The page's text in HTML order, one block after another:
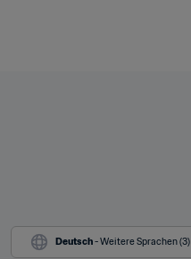
Deutsch - Weitere Sprachen (3)